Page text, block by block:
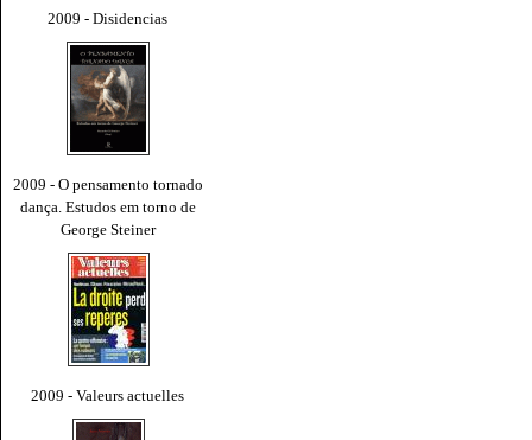
2009 - Disidencias
2009 - O pensamento tornado
dança. Estudos em torno de
George Steiner
2009 - Valeurs actuelles